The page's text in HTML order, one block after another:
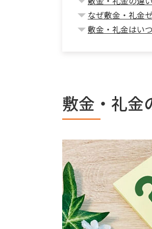
なぜ敷金・礼金
敷金・礼金はい
敷金・礼金